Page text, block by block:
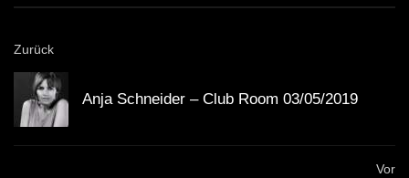
Zurück
Anja Schneider – Club Room 03/05/2019
Vor